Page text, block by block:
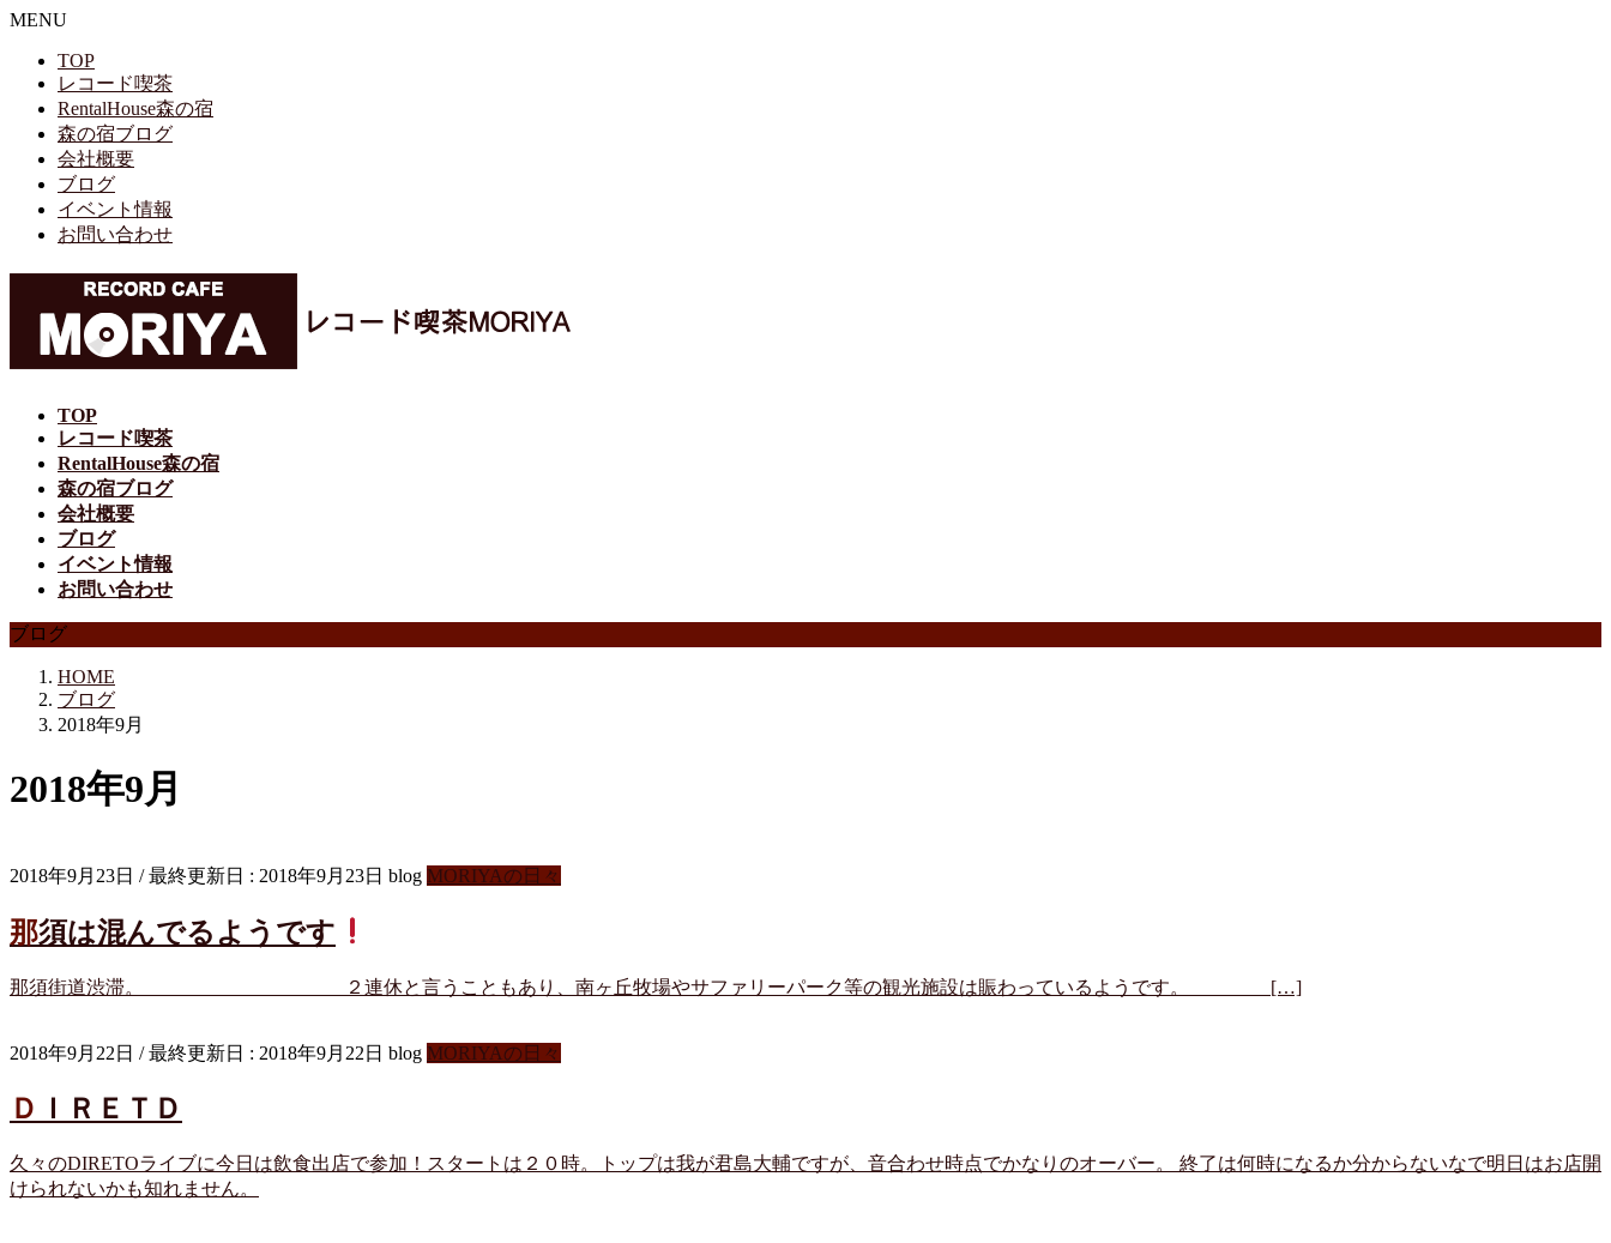
MENU
TOP
レコード喫茶
RentalHouse森の宿
森の宿ブログ
会社概要
ブログ
イベント情報
お問い合わせ
TOP
レコード喫茶
RentalHouse森の宿
森の宿ブログ
会社概要
ブログ
イベント情報
お問い合わせ
ブログ
HOME
ブログ
2018年9月
2018年9月
2018年9月23日 / 最終更新日 : 2018年9月23日 blog MORIYAの日々
那須は混んでるようです
那須街道渋滞。 ２連休と言うこともあり、南ヶ丘牧場やサファリーパーク等の観光施設は賑わっているようです。 […]
2018年9月22日 / 最終更新日 : 2018年9月22日 blog MORIYAの日々
ＤＩＲＥＴＤ
久々のDIRETOライブに今日は飲食出店で参加！スタートは２０時。トップは我が君島大輔ですが、音合わせ時点でかなりのオーバー。 終了は何時になるか分からないなで明日はお店開
けられないかも知れません。